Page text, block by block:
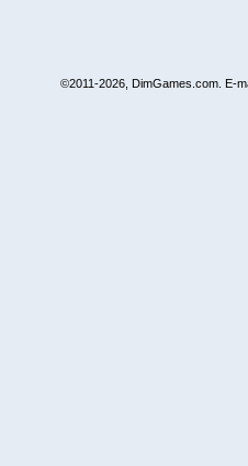
©2011-2026, DimGames.com. E-